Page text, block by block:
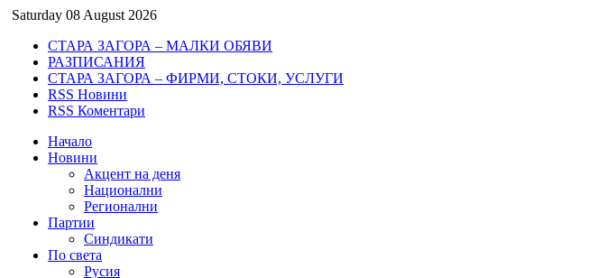
Saturday 08 August 2026
СТАРА ЗАГОРА – МАЛКИ ОБЯВИ
РАЗПИСАНИЯ
СТАРА ЗАГОРА – ФИРМИ, СТОКИ, УСЛУГИ
RSS Новини
RSS Коментари
Начало
Новини
Акцент на деня
Национални
Регионални
Партии
Синдикати
По света
Русия